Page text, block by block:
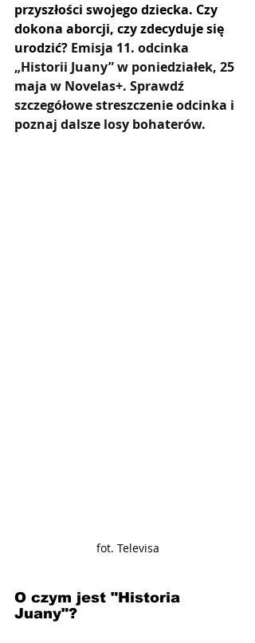
przyszłości swojego dziecka. Czy
dokona aborcji, czy zdecyduje się
urodzić? Emisja 11. odcinka
„Historii Juany” w poniedziałek, 25
maja w Novelas+. Sprawdź
szczegółowe streszczenie odcinka i
poznaj dalsze losy bohaterów.
fot. Televisa
O czym jest "Historia
Juany"?